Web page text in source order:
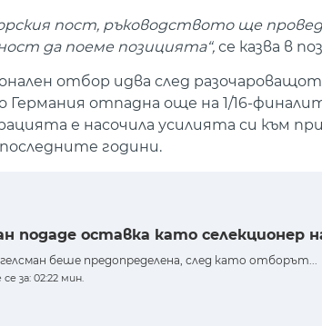
пост, ръководството ще
да поеме позицията“, се казва в
отбор идва след
Германия отпадна още на 1/16-
е насочила усилията си към
години.
подаде оставка като селекционер
беше предопределена, след като отборът...
за: 02:22 мин.